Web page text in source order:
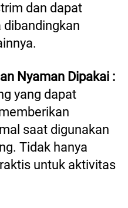
dan dapat
dibandingkan
yang dapat
saat digunakan
Tidak hanya
untuk aktivitas